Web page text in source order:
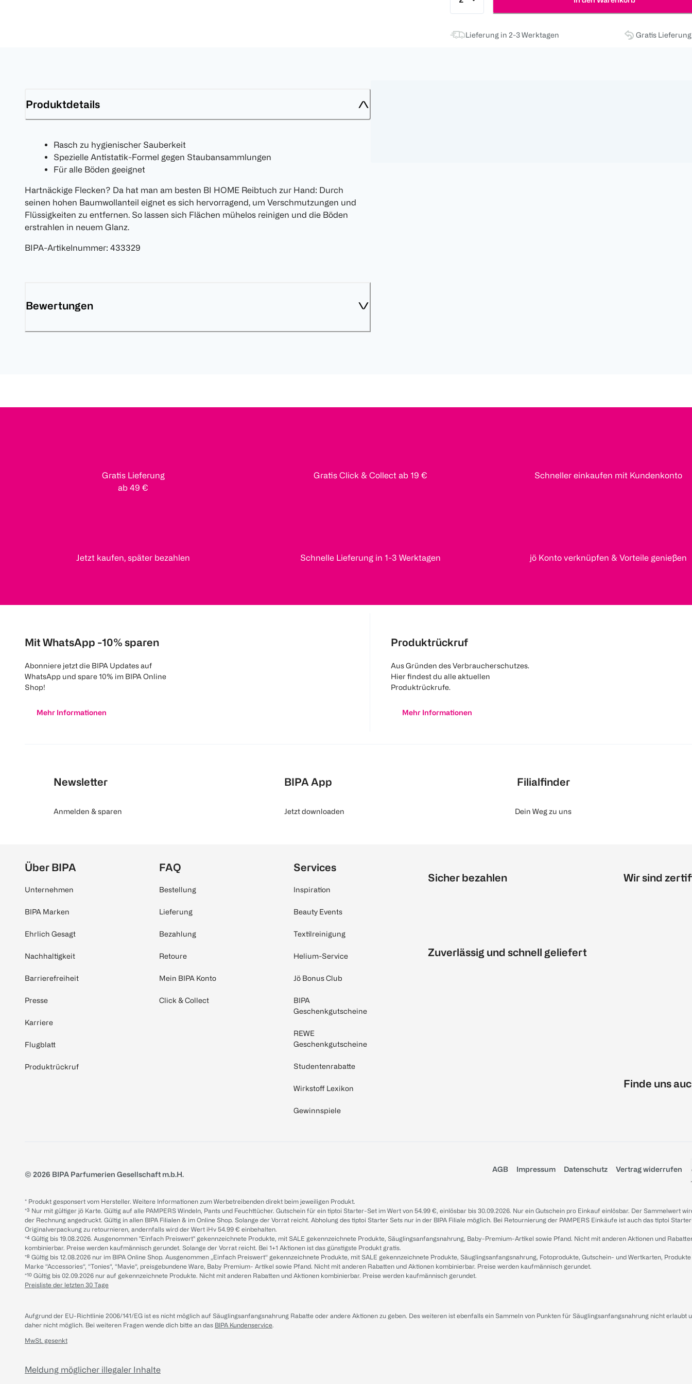
Lieferung in 2-3 Werktagen Gratis
Produktdetails
Rasch zu hygienischer Sauberkeit
Spezielle Antistatik-Formel gegen Staubansammlungen
Für alle Böden geeignet
Hartnäckige Flecken? Da hat man am besten BI HOME Reibtuch zur Hand: Durch
seinen hohen Baumwollanteil eignet es sich hervorragend, um Verschmutzungen und
Flüssigkeiten zu entfernen. So lassen sich Flächen mühelos reinigen und die Böden
erstrahlen in neuem Glanz.
BIPA-Artikelnummer: 433329
Bewertungen
Gratis Lieferung
ab 49 €
Gratis Click & Collect ab 19 € Schneller einkaufen mit Kundenkonto
Jetzt kaufen, später bezahlen Schnelle Lieferung in 1-3 Werktagen jö Konto verknüpfen & Vorteile genießen
Mit WhatsApp -10% sparen
Abonniere jetzt die BIPA Updates auf
WhatsApp und spare 10% im BIPA Online
Shop!
Mehr Informationen
Produktrückruf
Aus Gründen des Verbraucherschutzes.
Hier findest du alle aktuellen
Produktrückrufe.
Mehr Informationen
Newsletter
Anmelden & sparen
BIPA App
Jetzt downloaden
Filialfinder
Dein Weg zu uns
Über BIPA
Unternehmen
BIPA Marken
Ehrlich Gesagt
Nachhaltigkeit
Barrierefreiheit
Presse
Karriere
Flugblatt
Produktrückruf
FAQ
Bestellung
Lieferung
Bezahlung
Retoure
Mein BIPA Konto
Click & Collect
Services
Inspiration
Beauty Events
Textilreinigung
Helium-Service
Jö Bonus Club
BIPA
Geschenkgutscheine
REWE
Geschenkgutscheine
Studentenrabatte
Wirkstoff Lexikon
Gewinnspiele
Sicher bezahlen
Zuverlässig und schnell geliefert
Wir sind
Finde uns
© 2026 BIPA Parfumerien Gesellschaft m.b.H.
AGB Impressum Datenschutz Vertrag widerrufen
* Produkt gesponsert vom Hersteller. Weitere Informationen zum Werbetreibenden direkt beim jeweiligen Produkt.
*³ Nur mit gültiger jö Karte. Gültig auf alle PAMPERS Windeln, Pants und Feuchttücher. Gutschein für ein tiptoi Starter-Set im Wert von 54.99 €, einlösbar bis 30.09.2026. Nur ein Gutschein pro Einkauf einlösbar. Der Sammelwert
der Rechnung angedruckt. Gültig in allen BIPA Filialen & im Online Shop. Solange der Vorrat reicht. Abholung des tiptoi Starter Sets nur in der BIPA Filiale möglich. Bei Retournierung der PAMPERS Einkäufe ist auch das tiptoi
Originalverpackung zu retournieren, andernfalls wird der Wert iHv 54.99 € einbehalten.
*⁴ Gültig bis 19.08.2026. Ausgenommen "Einfach Preiswert" gekennzeichnete Produkte, mit SALE gekennzeichnete Produkte, Säuglingsanfangsnahrung, Baby-Premium-Artikel sowie Pfand. Nicht mit anderen Aktionen und
kombinierbar. Preise werden kaufmännisch gerundet. Solange der Vorrat reicht. Bei 1+1 Aktionen ist das günstigste Produkt gratis.
*⁸ Gültig bis 12.08.2026 nur im BIPA Online Shop. Ausgenommen „Einfach Preiswert“ gekennzeichnete Produkte, mit SALE gekennzeichnete Produkte, Säuglingsanfangsnahrung, Fotoprodukte, Gutschein- und Wertkarten,
Marke “Accessories“, “Tonies“, “Mavie“, preisgebundene Ware, Baby Premium- Artikel sowie Pfand. Nicht mit anderen Rabatten und Aktionen kombinierbar. Preise werden kaufmännisch gerundet.
*¹⁰ Gültig bis 02.09.2026 nur auf gekennzeichnete Produkte. Nicht mit anderen Rabatten und Aktionen kombinierbar. Preise werden kaufmännisch gerundet.
Preisliste der letzten 30 Tage
Aufgrund der EU-Richtlinie 2006/141/EG ist es nicht möglich auf Säuglingsanfangsnahrung Rabatte oder andere Aktionen zu geben. Des weiteren ist ebenfalls ein Sammeln von Punkten für Säuglingsanfangsnahrung nicht erlaubt
daher nicht möglich. Bei weiteren Fragen wende dich bitte an das BIPA Kundenservice.
MwSt. gesenkt
Meldung möglicher illegaler Inhalte